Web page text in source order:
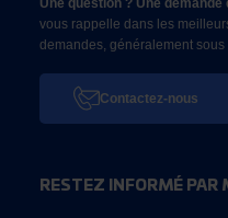
vous rappelle dans les
demandes, généralement sous
Contactez-nous
RESTEZ INFORMÉ PAR